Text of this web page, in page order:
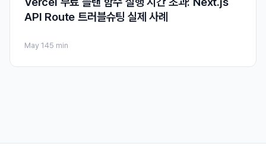
API Route 트러블슈팅 실제 사례
May 145 min